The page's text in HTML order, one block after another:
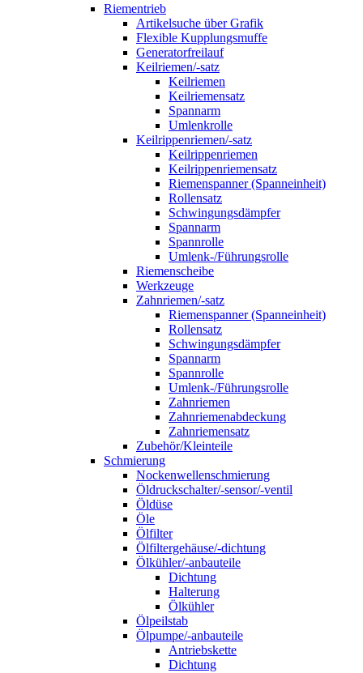
Riementrieb
Artikelsuche über Grafik
Flexible Kupplungsmuffe
Generatorfreilauf
Keilriemen/-satz
Keilriemen
Keilriemensatz
Spannarm
Umlenkrolle
Keilrippenriemen/-satz
Keilrippenriemen
Keilrippenriemensatz
Riemenspanner (Spanneinheit)
Rollensatz
Schwingungsdämpfer
Spannarm
Spannrolle
Umlenk-/Führungsrolle
Riemenscheibe
Werkzeuge
Zahnriemen/-satz
Riemenspanner (Spanneinheit)
Rollensatz
Schwingungsdämpfer
Spannarm
Spannrolle
Umlenk-/Führungsrolle
Zahnriemen
Zahnriemenabdeckung
Zahnriemensatz
Zubehör/Kleinteile
Schmierung
Nockenwellenschmierung
Öldruckschalter/-sensor/-ventil
Öldüse
Öle
Ölfilter
Ölfiltergehäuse/-dichtung
Ölkühler/-anbauteile
Dichtung
Halterung
Ölkühler
Ölpeilstab
Ölpumpe/-anbauteile
Antriebskette
Dichtung